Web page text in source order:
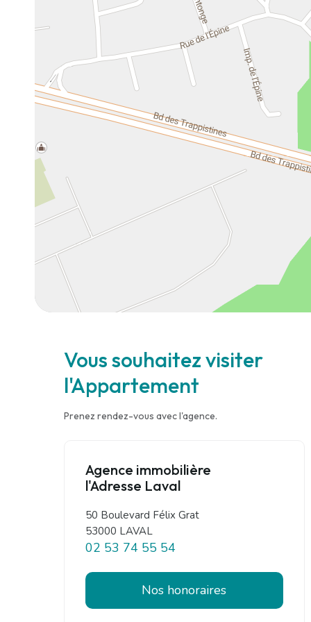
Vous souhaitez visiter
l'Appartement
Prenez rendez-vous avec l'agence.
Agence immobilière
l'Adresse Laval
50 Boulevard Félix Grat
53000 LAVAL
02 53 74 55 54
Nos honoraires